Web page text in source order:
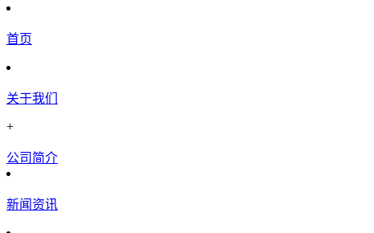
首页
关于我们
+
公司简介
新闻资讯